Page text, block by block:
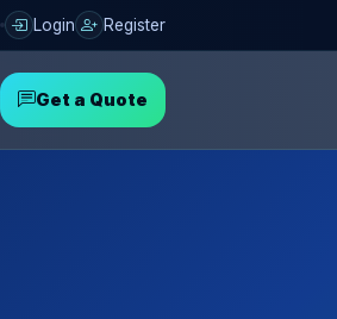
Login Register
Get a Quote